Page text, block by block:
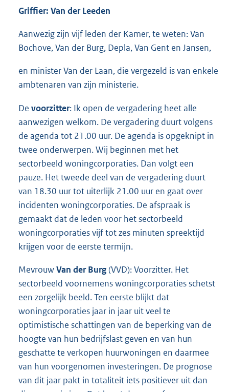
Griffier: Van der Leeden
Aanwezig zijn vijf leden der Kamer, te weten: Van
Bochove, Van der Burg, Depla, Van Gent en Jansen,
en minister Van der Laan, die vergezeld is van enkele
ambtenaren van zijn ministerie.
De voorzitter: Ik open de vergadering heet alle
aanwezigen welkom. De vergadering duurt volgens
de agenda tot 21.00 uur. De agenda is opgeknipt in
twee onderwerpen. Wij beginnen met het
sectorbeeld woningcorporaties. Dan volgt een
pauze. Het tweede deel van de vergadering duurt
van 18.30 uur tot uiterlijk 21.00 uur en gaat over
incidenten woningcorporaties. De afspraak is
gemaakt dat de leden voor het sectorbeeld
woningcorporaties vijf tot zes minuten spreektijd
krijgen voor de eerste termijn.
MevrouwVan der Burg(VVD): Voorzitter. Het
sectorbeeld voornemens woningcorporaties schetst
een zorgelijk beeld. Ten eerste blijkt dat
woningcorporaties jaar in jaar uit veel te
optimistische schattingen van de beperking van de
hoogte van hun bedrijfslast geven en van hun
geschatte te verkopen huurwoningen en daarmee
van hun voorgenomen investeringen. De prognose
van dit jaar pakt in totaliteit iets positiever uit dan